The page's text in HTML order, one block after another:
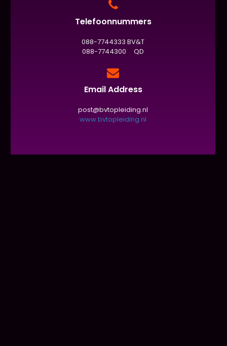
Telefoonnummers
088-7744333 BV&T
088-7744300 QD
Email Address
post@bvtopleiding.nl
www.bvtopleiding.nl